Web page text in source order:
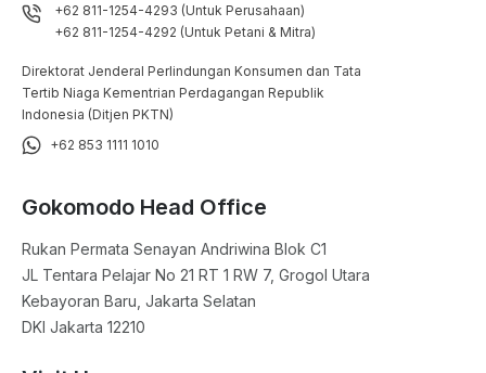
+62 811-1254-4293 (Untuk Perusahaan)
+62 811-1254-4292 (Untuk Petani & Mitra)
Direktorat Jenderal Perlindungan Konsumen dan Tata
Tertib Niaga Kementrian Perdagangan Republik
Indonesia (Ditjen PKTN)
+62 853 1111 1010
Gokomodo Head Office
Rukan Permata Senayan Andriwina Blok C1
JL Tentara Pelajar No 21 RT 1 RW 7, Grogol Utara
Kebayoran Baru, Jakarta Selatan
DKI Jakarta 12210